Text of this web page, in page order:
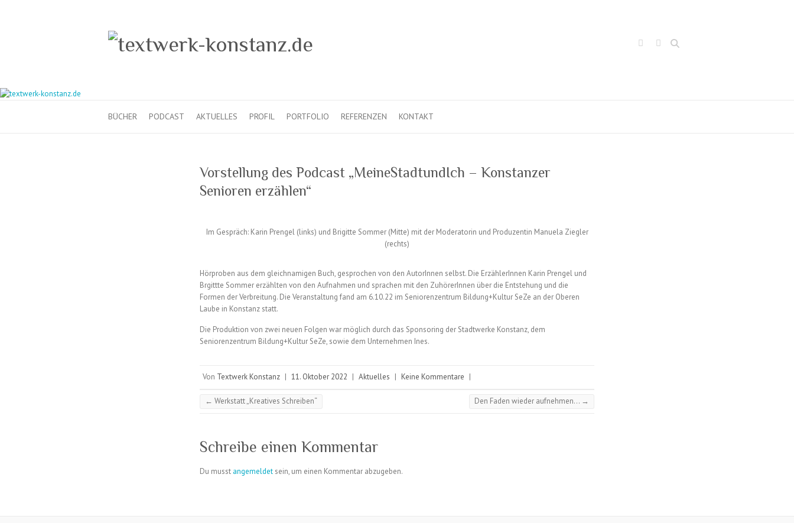
Suchen
BÜCHER PODCAST AKTUELLES PROFIL PORTFOLIO REFERENZEN KONTAKT
Vorstellung des Podcast „MeineStadtundIch – Konstanzer
Senioren erzählen“
Im Gespräch: Karin Prengel (links) und Brigitte Sommer (Mitte) mit der Moderatorin und Produzentin Manuela Ziegler
(rechts)
Hörproben aus dem gleichnamigen Buch, gesprochen von den AutorInnen selbst. Die ErzählerInnen Karin Prengel und
Brgittte Sommer erzählten von den Aufnahmen und sprachen mit den ZuhörerInnen über die Entstehung und die
Formen der Verbreitung. Die Veranstaltung fand am 6.10.22 im Seniorenzentrum Bildung+Kultur SeZe an der Oberen
Laube in Konstanz statt.
Die Produktion von zwei neuen Folgen war möglich durch das Sponsoring der Stadtwerke Konstanz, dem
Seniorenzentrum Bildung+Kultur SeZe, sowie dem Unternehmen Ines.
Von Textwerk Konstanz | 11. Oktober 2022 | Aktuelles | Keine Kommentare |
← Werkstatt „Kreatives Schreiben“ Den Faden wieder aufnehmen… →
Schreibe einen Kommentar
Du musst angemeldet sein, um einen Kommentar abzugeben.